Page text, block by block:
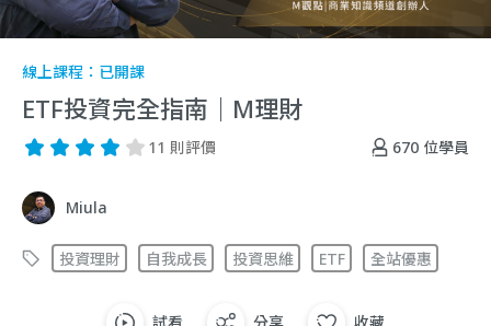
線上課程： 已開課
ETF投資完全指南｜M理財
670 位學員
11 則評價
Miula
投資理財 自我成長 投資思維 ETF 全站優惠